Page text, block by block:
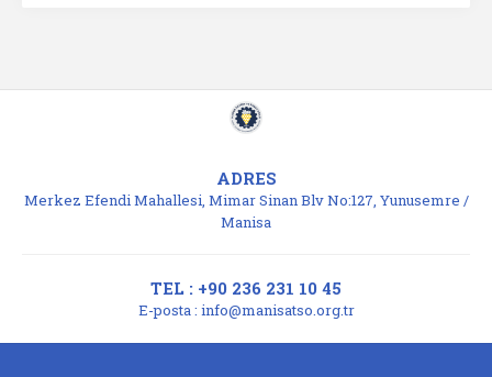
ADRES
Merkez Efendi Mahallesi, Mimar Sinan Blv No:127, Yunusemre /
Manisa
TEL : +90 236 231 10 45
E-posta : info@manisatso.org.tr